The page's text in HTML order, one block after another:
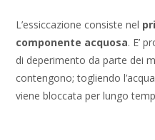
L’essiccazione consiste nel
componente acquosa. E’
di deperimento da parte dei
contengono; togliendo
viene bloccata per lungo